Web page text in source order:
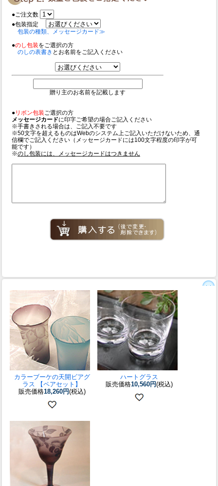
●ご注文数
●包装指定
包装の種類、メッセージカード≫
●のし包装をご選択の方
のしの表書き とお名前をご記入ください
贈り主のお名前を記載します
●リボン包装ご選択の方
メッセージカードに印字ご希望の場合ご記入ください
※手書きされる場合は、ご記入不要です
※50文字を超えるものはWebのシステム上ご記入いただけないため、通
信欄でご記入ください（メッセージカードには100文字程度の印字が可
能です）
※のし包装には、メッセージカードはつきません
カラーブーケの天開ビアグ
ラス 【ペアセット】
販売価格18,260円(税込)
ハートグラス
販売価格10,560円(税込)